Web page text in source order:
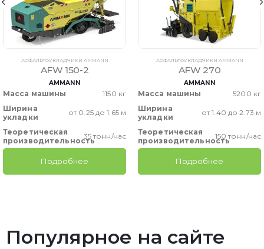
АСФАЛЬТОУКЛАДЧИКИ AMMANN
AFW 150-2
AMMANN
Масса машины
1150 кг
Ширина
укладки
от 0.25 до 1.65 м
Теоретическая
производительность
35 тонн/час
Подробнее
АСФАЛЬТОУКЛАДЧИКИ AMMANN
AFW 270
AMMANN
Масса машины
5200 кг
Ширина
укладки
от 1.40 до 2.73 м
Теоретическая
производительность
150 тонн/час
Подробнее
Популярное на сайте